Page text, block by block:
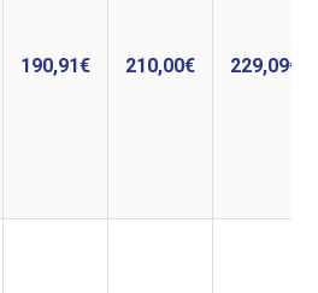
190,91€ 210,00€ 229,09€